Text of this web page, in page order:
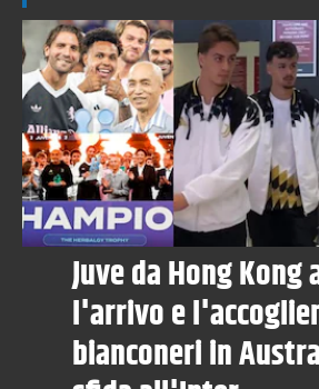
Juve da Hong Kong
l'arrivo e
bianconeri in